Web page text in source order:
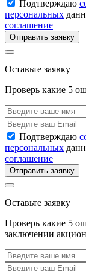
Подтверждаю
персональных
соглашение
Отправить заявку
Оставьте заявку
Проверь какие 5
Подтверждаю
персональных
соглашение
Отправить заявку
Оставьте заявку
Проверь какие 5
заключении